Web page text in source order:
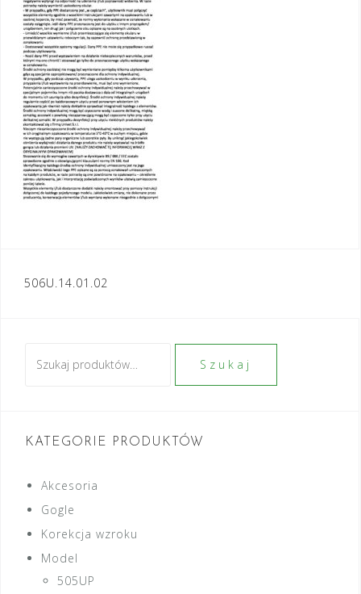
Nawigacja
506U.14.01.02
Szukaj
KATEGORIE PRODUKTÓW
Akcesoria
Gogle
Korekcja wzroku
Model
505UP